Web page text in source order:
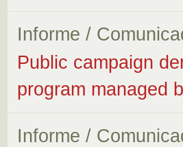
Informe /
Public campaign
program managed
Informe /